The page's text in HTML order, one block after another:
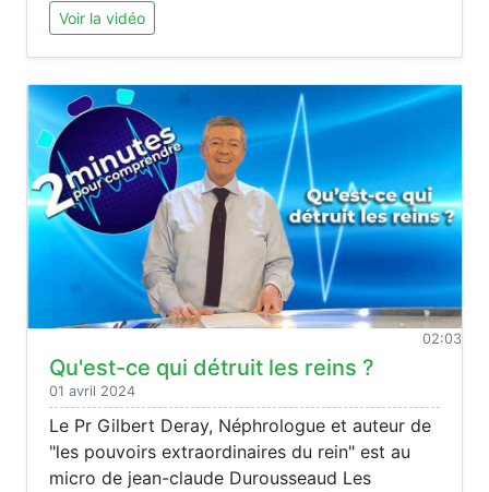
Voir la vidéo
02:03
Qu'est-ce qui détruit les reins ?
01 avril 2024
Le Pr Gilbert Deray, Néphrologue et auteur de
"les pouvoirs extraordinaires du rein" est au
micro de jean-claude Durousseaud Les